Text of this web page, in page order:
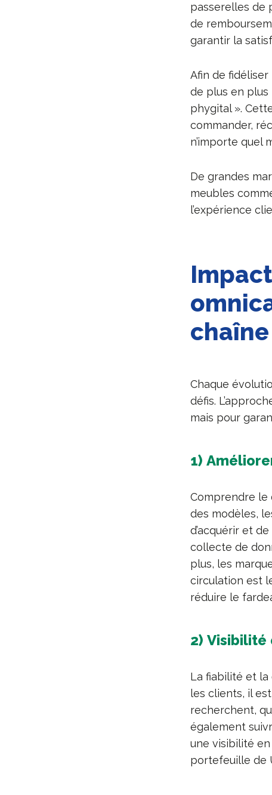
passerelles de
de
garantir la
Afin de
de plus en
phygital ».
commander,
n’importe quel
De grandes
meubles
l’expérience
Chaque
défis.
mais pour
1)
Comprendre le
des modèles,
d’acquérir et
collecte de
plus, les
circulation est
réduire le
2) Visibilité
La fiabilité et la
les clients, il
recherchent,
également
une visibilité
portefeuille de